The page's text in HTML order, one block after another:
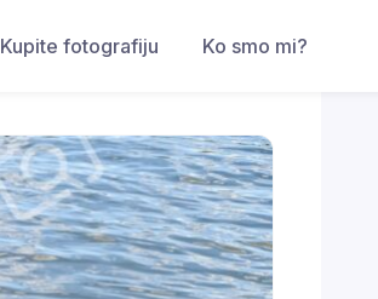
Kupite fotografiju Ko smo mi?